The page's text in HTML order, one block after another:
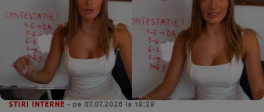
STIRI INTERNE • pe 07.07.2026 la 19:29